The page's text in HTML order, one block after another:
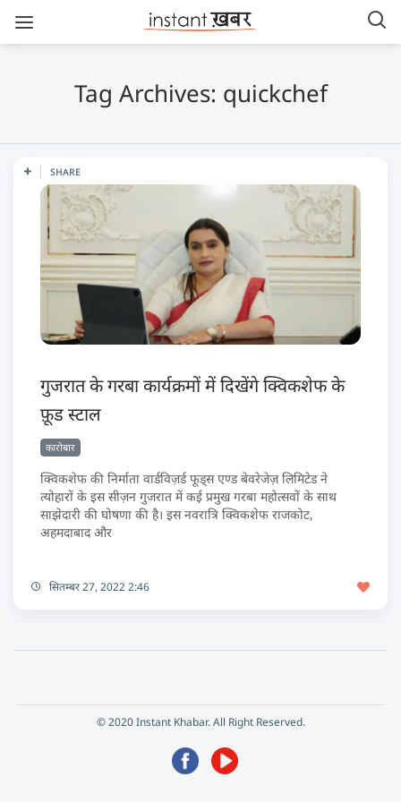
Tag Archives: quickchef
SHARE
गुजरात के गरबा कार्यक्रमों में दिखेंगे क्विकशेफ के
फ़ूड स्टाल
कारोबार
क्विकशेफ की निर्माता वार्डविज़र्ड फूड्स एण्ड बेवरेजेज़ लिमिटेड ने
त्योहारों के इस सीज़न गुजरात में कई प्रमुख गरबा महोत्सवों के साथ
साझेदारी की घोषणा की है। इस नवरात्रि क्विकशेफ राजकोट,
अहमदाबाद और
सितम्बर 27, 2022 2:46
© 2020 Instant Khabar. All Right Reserved.